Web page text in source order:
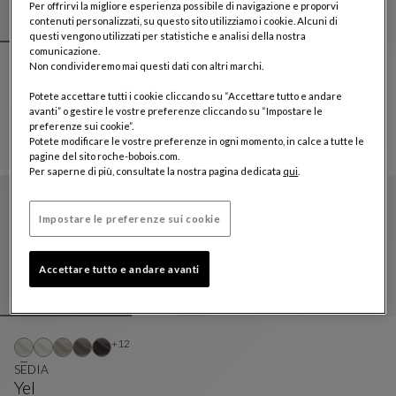
Yel
SEDIA CON BRACCIOLI
Vedi La Descrizione Completa
SEDIA CON BRACCIOLI
€ 1.460
+31Altri colori : 31 colori disponibili
Yel
SEDIA
+12Altri colori : 12 colori disponibili
Per offrirvi la migliore esperienza possibile di navigazione e proporvi
contenuti personalizzati, su questo sito utilizziamo i cookie. Alcuni di
questi vengono utilizzati per statistiche e analisi della nostra
comunicazione.
Non condivideremo mai questi dati con altri marchi.
Potete accettare tutti i cookie cliccando su “Accettare tutto e andare
avanti” o gestire le vostre preferenze cliccando su “Impostare le
preferenze sui cookie”.
Potete modificare le vostre preferenze in ogni momento, in calce a tutte le
pagine del sito roche-bobois.com.
Per saperne di più, consultate la nostra pagina dedicata qui
Impostare le preferenze sui cookie
Accettare tutto e andare avanti